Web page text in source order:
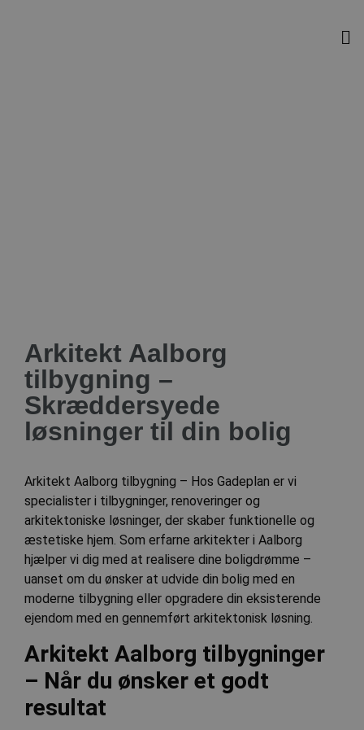
Arkitekt Aalborg
tilbygning –
Skræddersyede
løsninger til din bolig
Arkitekt Aalborg tilbygning – Hos Gadeplan er vi
specialister i tilbygninger, renoveringer og
arkitektoniske løsninger, der skaber funktionelle og
æstetiske hjem. Som erfarne arkitekter i Aalborg
hjælper vi dig med at realisere dine boligdrømme –
uanset om du ønsker at udvide din bolig med en
moderne tilbygning eller opgradere din eksisterende
ejendom med en gennemført arkitektonisk løsning.
Arkitekt Aalborg tilbygninger
– Når du ønsker et godt
resultat